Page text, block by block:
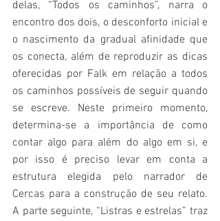
delas, “Todos os caminhos”, narra o
encontro dos dois, o desconforto inicial e
o nascimento da gradual afinidade que
os conecta, além de reproduzir as dicas
oferecidas por Falk em relação a todos
os caminhos possíveis de seguir quando
se escreve. Neste primeiro momento,
determina-se a importância de como
contar algo para além do algo em si, e
por isso é preciso levar em conta a
estrutura elegida pelo narrador de
Cercas para a construção de seu relato.
A parte seguinte, “Listras e estrelas” traz